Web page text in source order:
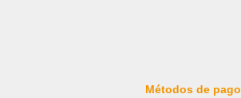
Métodos de pago